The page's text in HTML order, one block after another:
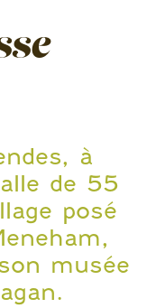
à
de 55
posé
musée